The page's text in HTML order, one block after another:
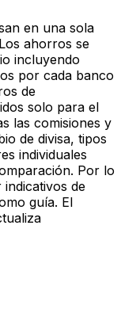
en una sola
ahorros se
incluyendo
por cada banco
de
solo para el
las comisiones y
de divisa, tipos
individuales
Por lo
de
guía. El